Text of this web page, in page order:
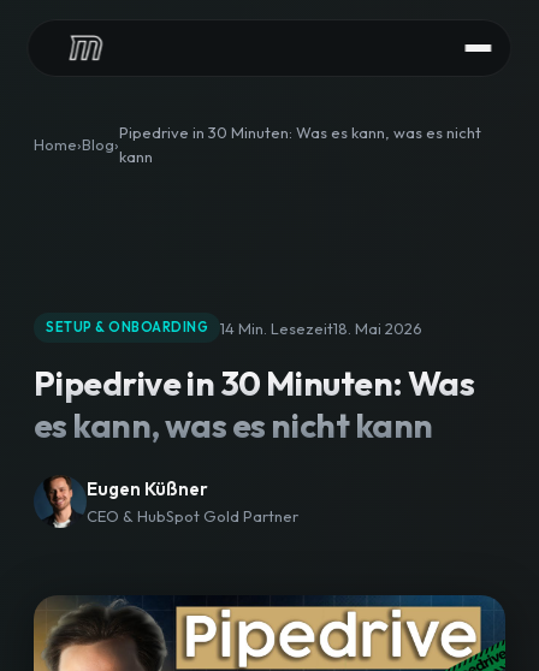
HubSpot Audit
HubSpot Betreuung
CONTENT
HubSpot Agentur
Content Downloads
Blog
Home Blog
Pipedrive in 30 Minuten: Was es kann, was es nicht
kann
SETUP & ONBOARDING 14 Min. Lesezeit18. Mai 2026
Pipedrive in 30 Minuten: Was
es kann, was es nicht kann
Eugen Küßner
CEO & HubSpot Gold Partner